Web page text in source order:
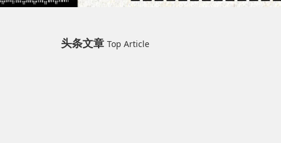
头条文章 Top Article